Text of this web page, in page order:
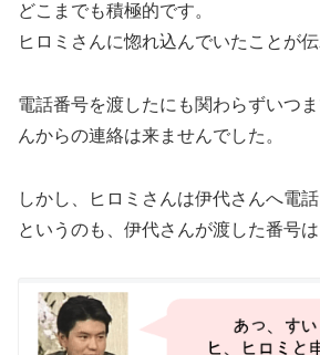
どこまでも積極的です。
ヒロミさんに惚れ込んでいたことが
電話番号を渡したにも関わらずいつ
んからの連絡は来ませんでした。
しかし、ヒロミさんは伊代さんへ電
というのも、伊代さんが渡した番号は